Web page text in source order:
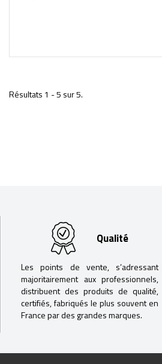
Résultats 1 - 5 sur 5.
Qualité
Les points de vente, s’adressant
majoritairement aux professionnels,
distribuent des produits de qualité,
certifiés, fabriqués le plus souvent en
France par des grandes marques.